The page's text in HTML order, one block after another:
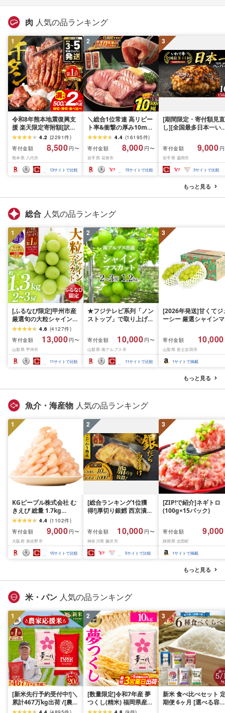
肉 人気の品ランキング
1
令和8年熊本地震復興支
援 楽天限定寄附額[訳あ
り]牛タン 500g〜2kg 肉
牛肉 訳あり 牛タン 冷凍
小分け 厚切り 薄切り 食
べ比べ 500g 1kg 1.5kg
2kg 牛 人気 ビーフ 牛た
ん ふるさと納税 ランキ
4.2 (2291件)
寄付金額
8,500 円〜
熊本県 八代市
13サイトで比較
2
＼総合1位常連 高リピー
ト率&衝撃の厚み10mm
厚切り牛タン 塩味/ ≪ス
ピード発送!!10営業日以
内発送≫ 選べる内容量
500g / 1kg 定期便 毎月
届く 牛肉 肉 BBQ ふるさ
と 人気 ランキング 岩手
4.4 (16195件)
寄付金額
8,000 円〜
岩手県 花巻市
15サイトで比較
3
[期間限定・寄付額見直
し][全国最多日本一い
1.5kg(150g×10個) い
て牛 × 岩中豚 ハンバー
グ 合挽き 合い挽き 黒
和牛 人気 冷凍 個包装
分け 冷凍 牛肉 豚肉 和
ビーフ ポーク はんば
ぐ 挽肉 お肉 ミンチ 肉
お弁当 hannba-gu ラ
寄付金額 9,000
岩手県 盛岡市
3サイトで比較
もっと見る
総合 人気の品ランキング
1
[ふるなび限定]甲州市産
厳選旬の大粒シャインマ
スカット 約1.3kg 2〜3
房[2026年発送]
(MG)B12-472 FN-
Limited-VO シャインマ
スカット フルーツ
4.6 (4127件)
寄付金額
13,000 円〜
山梨県 甲州市
11サイトで比較
2
★フジテレビ系列「ノン
ストップ」で取り上げら
先行予約]南アルプス市
産シャインマスカット
1.2kg以上(2〜3房)ふる
さと納税 おすすめ 山梨
県 南アルプス市 送料無
寄付金額 10,000 円〜
山梨県 南アルプス市
11サイトで比較
3
[2026年発送]甘くてジ
ーシー 厳選シャインマ
月前半(1〜15日)から
月下旬までの発送) フ
ーツ ぶどう 果物 山梨
産 2026 旬 大粒 高級
寄付金額 10,000
山梨県 富士吉田市
1サイトで掲載
もっと見る
魚介・海産物 人気の品ランキング
1
KGピープル株式会社 む
きえび 総量 1.7kg
(850g×2P) 特大 5Lサイ
ズ バナメイエビ バラ凍
結 下処理不要 サイズ不
揃い 訳あり
4.4 (1102件)
寄付金額
9,000 円〜
大阪府 泉佐野市
15サイトで比較
2
[総合ランキング1位獲
得!]厚切り銀鱈 西京漬け
約 1,000g (約 100g × 10
切) 西京味噌 西京みそ 味
噌漬け みそ 味噌 鮮魚 魚
介 銀だら 銀ダラ ギンダ
ラ ぎんだら 鱈 タラ 魚
漬魚 新鮮 小分け 人気返
酒のあて 家計応援
南 藤沢
寄付金額 10,000 円〜
神奈川県 藤沢市
5サイトで比較
3
[ZIP!で紹介]ネギトロ
(100g×15パック)
寄付金額 9,000
静岡県 吉田町
1サイトで掲載
もっと見る
米・パン 人気の品ランキング
1
[新米先行予約受付中!]＼
累計467万kg出荷 /[農家
応援米]訳あり 令和7年産
2
[数量限定]令和7年産 夢
つくし(精米) 福岡県産ブ
ランド米 10kg (品
3
新米 食べ比べセット
期便 6ヶ月 [選べる容